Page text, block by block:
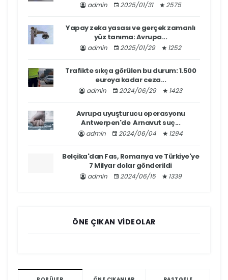
admin 2025/01/31 2575
Yapay zeka yasası ve gerçek zamanlı
yüz tanıma: Avrupa...
admin 2025/01/29 1252
Trafikte sıkça görülen bu durum: 1.500
euroya kadar ceza...
admin 2024/06/29 1423
Avrupa uyuşturucu operasyonu
Antwerpen'de Arnavut suç...
admin 2024/06/04 1294
Belçika'dan Fas, Romanya ve Türkiye'ye
7 Milyar dolar gönderildi
admin 2024/06/15 1339
ÖNE ÇIKAN VIDEOLAR